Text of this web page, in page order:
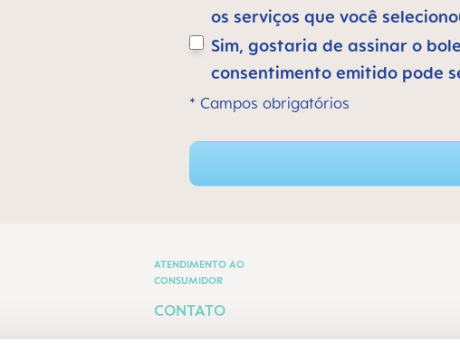
os serviços que você
Sim, gostaria de assinar o
consentimento emitido pode
* Campos obrigatórios
ATENDIMENTO AO
CONSUMIDOR
CONTATO
TERMOS E